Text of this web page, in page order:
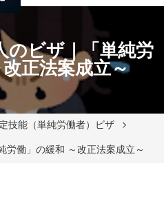
ビザ｜「単純労
正法案成立～
技能（単純労働者）ビザ
働」の緩和 ～改正法案成立～